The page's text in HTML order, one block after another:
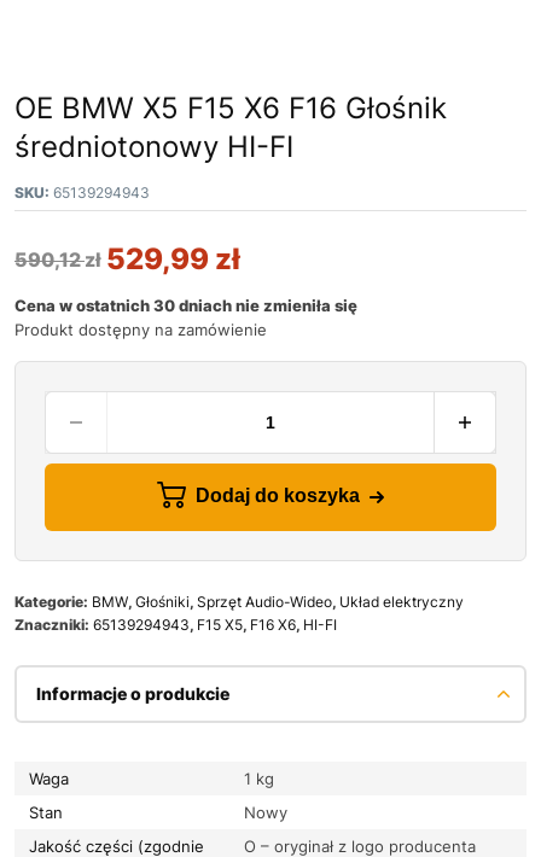
OE BMW X5 F15 X6 F16 Głośnik
średniotonowy HI-FI
SKU: 65139294943
590,12zł 529,99 zł
Cena w ostatnich 30 dniach nie zmieniła się
Produkt dostępny na zamówienie
Dodaj do koszyka
Kategorie: BMW, Głośniki, Sprzęt Audio-Wideo, Układ elektryczny
Znaczniki: 65139294943, F15 X5, F16 X6, HI-FI
Informacje o produkcie
Waga
1 kg
Stan
Nowy
Jakość części (zgodnie
O – oryginał z logo producenta